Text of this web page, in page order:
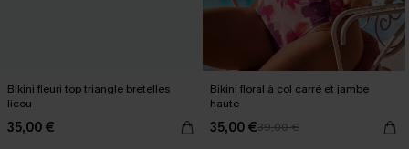
Bikini fleuri top triangle bretelles
licou
35,00 €
Bikini floral à col carré et jambe
haute
35,00 €39,00 €